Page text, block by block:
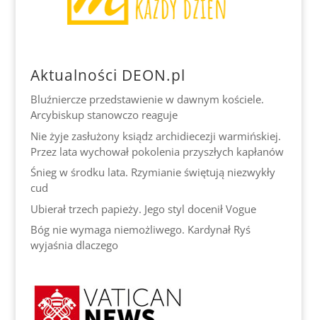
Aktualności DEON.pl
Bluźniercze przedstawienie w dawnym kościele.
Arcybiskup stanowczo reaguje
Nie żyje zasłużony ksiądz archidiecezji warmińskiej.
Przez lata wychował pokolenia przyszłych kapłanów
Śnieg w środku lata. Rzymianie świętują niezwykły
cud
Ubierał trzech papieży. Jego styl docenił Vogue
Bóg nie wymaga niemożliwego. Kardynał Ryś
wyjaśnia dlaczego